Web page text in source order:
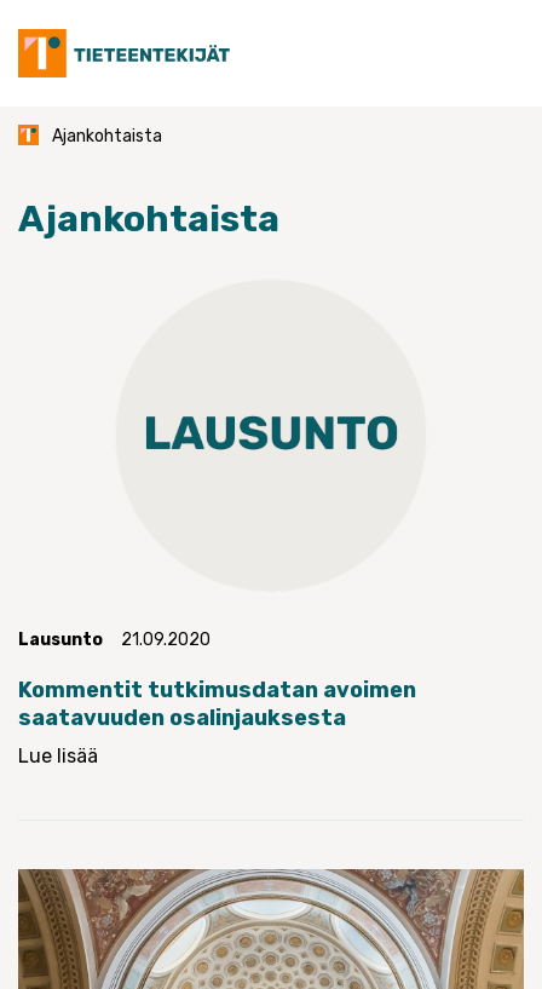
content
Ajankohtaista
Ajankohtaista
Lausunto 21.09.2020
Kommentit tutkimusdatan avoimen
saatavuuden osalinjauksesta
Lue lisää